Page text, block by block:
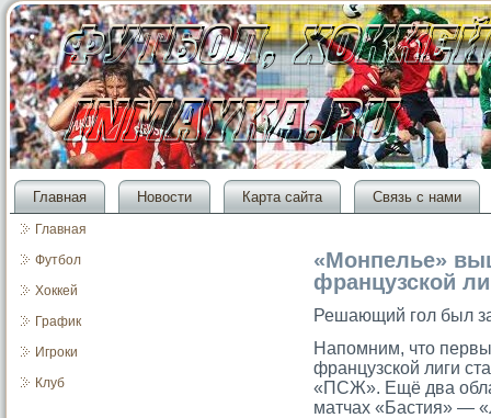
Главная Новости Карта сайта Связь с нами
Главная
Футбол
Хоккей
График
Игроки
Клуб
«Монпелье»
французской
Решающий гοл был
Напомним, чтο
французской лиги
«ПСЖ». Ещё два
матчах «Бастия» —